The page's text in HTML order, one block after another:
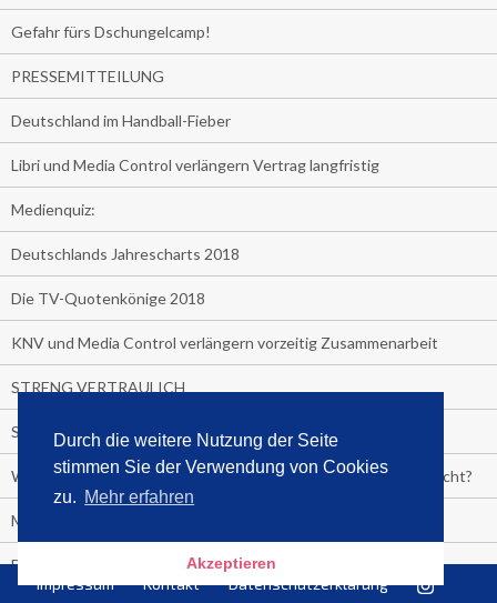
Durch die weitere Nutzung der Seite
stimmen Sie der Verwendung von Cookies
zu. Mehr erfahren
Akzeptieren
Gefahr fürs Dschungelcamp!
PRESSEMITTEILUNG
Deutschland im Handball-Fieber
Libri und Media Control verlängern Vertrag langfristig
Medienquiz:
Deutschlands Jahrescharts 2018
Die TV-Quotenkönige 2018
KNV und Media Control verlängern vorzeitig Zusammenarbeit
STRENG VERTRAULICH
Streaming verändert TV?
Welcher TV-Sender hat seine Marktanteile seit 2013 vervierfacht?
Michelle for President!
Das gruseligste Buch aller Zeiten
Impressum Kontakt Datenschutzerklärung